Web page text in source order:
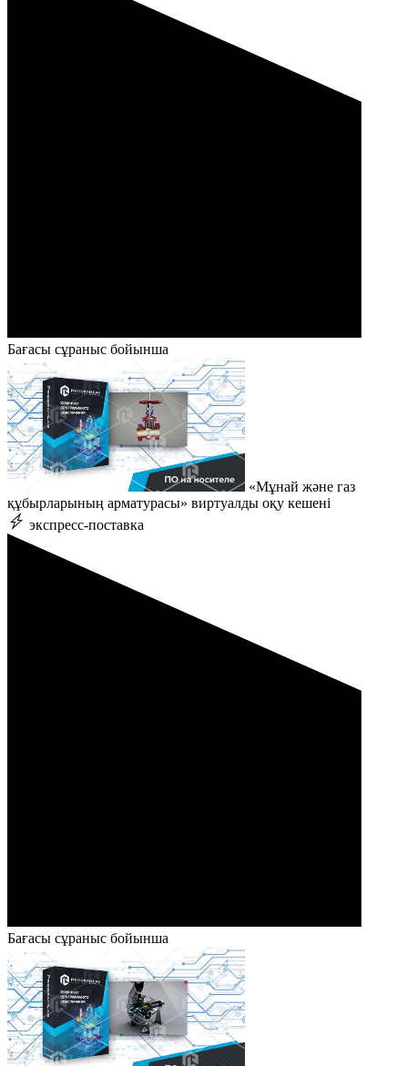
Бағасы сұраныс бойынша
«Мұнай және газ
құбырларының арматурасы» виртуалды оқу кешені
экспресс-поставка
Бағасы сұраныс бойынша